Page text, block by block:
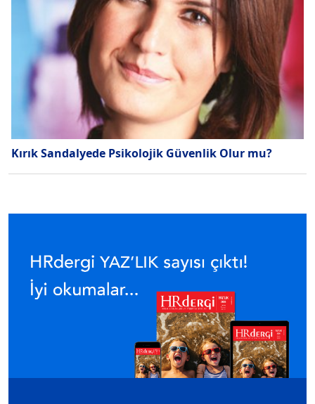
Kırık Sandalyede Psikolojik Güvenlik Olur mu?